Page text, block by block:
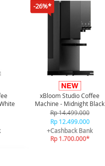
-26%*
xBloom Studio Coffee
Machine - Midnight Black
Rp 14.499.000
Rp 12.499.000
+Cashback Bank
Rp 1.700.000*